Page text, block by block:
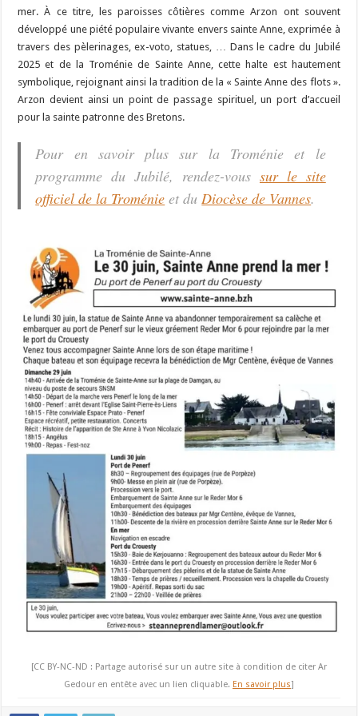
mer. À ce titre, les paroisses côtières comme Arzon ont souvent
développé une piété populaire vivante envers sainte Anne, exprimée à
travers des pèlerinages, ex-voto, statues, … Dans le cadre du Jubilé
2025 et de la Troménie de Sainte Anne, cette halte est hautement
symbolique, rejoignant ainsi la tradition de la « Sainte Anne des flots ».
Arzon devient ainsi un point de passage spirituel, un port d’accueil
pour la sainte patronne des Bretons.
Pour en savoir plus sur la Troménie et le
programme du Jubilé, rendez-vous sur le site
officiel de la Troménie et du Diocèse de Vannes.
[CC BY-NC-ND : Partage autorisé sur un autre site à condition de citer Ar
Gedour en entête avec un lien cliquable. En savoir plus]